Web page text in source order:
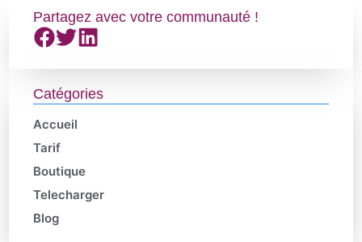
Partagez avec votre communauté !
Catégories
Accueil
Tarif
Boutique
Telecharger
Blog